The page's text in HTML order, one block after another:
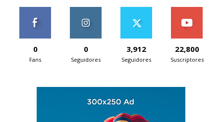
0
Fans
0
Seguidores
3,912
Seguidores
22,800
Suscriptores